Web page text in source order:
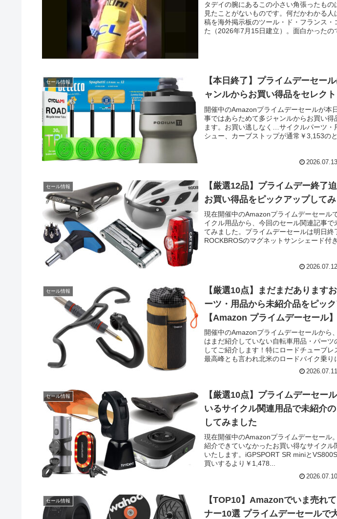
タデイの腕にあるこの小さい角張ったも
見たことがないものです。何だかわかる
稿を海外掲示板のツール・ド・フランス・
た（2026年7月15日建立）。面白かったの
セール情報
【本日終了】プライムデーセー
ャンルからお買い得品をセレク
開催中のAmazonプライムデーセールが本
事ではあらためて多ジャンルからお買い得
ます。お買い逃しなく…サイクルパーツ・
シュー、カーブストップが通常￥3,153のと
2026.07.13
セール情報
【厳選12品】プライムデー終了
お買い得品をピックアップして
現在開催中のAmazonプライムデーセール
イクル用品から、今回のセール関連記事で
てみました。プライムデーセールは明日終
ROCKBROSのマグネットサンシェード付
2026.07.12
セール情報
【厳選10点】まだまだあります
ーツ・用品から未紹介品をピッ
【Amazon プライムデーセール】
開催中のAmazonプライムデーセールから
はまだ紹介していない自転車用品・パー
してご紹介します！特にロードチューブ
最高峰とも言われ北米のロードバイク乗り
2026.07.11
セール情報
【厳選10点】プライムデーセー
いるサイクル関連用品で未紹介
してみました
現在開催中のAmazonプライムデーセール
紹介できていなかったお買い得なサイクル
いたします。iGPSPORT SR miniと
買いするより￥1,478...
2026.07.10
セール情報
【TOP10】Amazonでいま売れ
ナー10選 プライムデーセールで